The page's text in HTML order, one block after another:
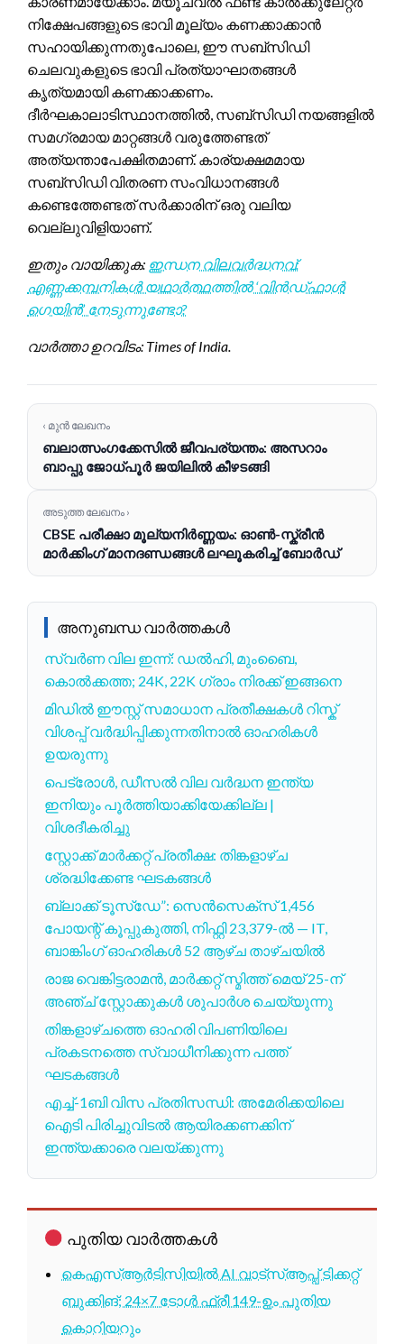
നിക്ഷേപങ്ങളുടെ ഭാവി മൂല്യം കണക്കാക്കാൻ
സഹായിക്കുന്നതുപോലെ, ഈ സബ്സിഡി
ചെലവുകളുടെ ഭാവി പ്രത്യാഘാതങ്ങൾ
കൃത്യമായി കണക്കാക്കണം.
ദീർഘകാലാടിസ്ഥാനത്തിൽ, സബ്സിഡി നയങ്ങളിൽ
സമഗ്രമായ മാറ്റങ്ങൾ വരുത്തേണ്ടത്
അത്യന്താപേക്ഷിതമാണ്. കാര്യക്ഷമമായ
സബ്സിഡി വിതരണ സംവിധാനങ്ങൾ
കണ്ടെത്തേണ്ടത് സർക്കാരിന് ഒരു വലിയ
വെല്ലുവിളിയാണ്.
ഇതും വായിക്കുക: ഇന്ധന വിലവർദ്ധനവ്:
എണ്ണക്കമ്പനികൾ യഥാർത്ഥത്തിൽ ‘വിൻഡ്‌ഫാൾ
ഗെയിൻ’ നേടുന്നുണ്ടോ?
വാർത്താ ഉറവിടം: Times of India.
‹ മുൻ ലേഖനം
ബലാത്സംഗക്കേസിൽ ജീവപര്യന്തം: അസറാം
ബാപ്പു ജോധ്പൂർ ജയിലിൽ കീഴടങ്ങി
അടുത്ത ലേഖനം ›
CBSE പരീക്ഷാ മൂല്യനിർണ്ണയം: ഓൺ-സ്ക്രീൻ
മാർക്കിംഗ് മാനദണ്ഡങ്ങൾ ലഘൂകരിച്ച് ബോർഡ്
അനുബന്ധ വാർത്തകൾ
സ്വർണ വില ഇന്ന്: ഡൽഹി, മുംബൈ,
കൊൽക്കത്ത; 24K, 22K ഗ്രാം നിരക്ക് ഇങ്ങനെ
മിഡിൽ ഈസ്റ്റ് സമാധാന പ്രതീക്ഷകൾ റിസ്ക്
വിശപ്പ് വർദ്ധിപ്പിക്കുന്നതിനാൽ ഓഹരികൾ
ഉയരുന്നു
പെട്രോൾ, ഡീസൽ വില വർദ്ധന ഇന്ത്യ
ഇനിയും പൂർത്തിയാക്കിയേക്കില്ല |
വിശദീകരിച്ചു
സ്റ്റോക്ക് മാർക്കറ്റ് പ്രതീക്ഷ: തിങ്കളാഴ്ച
ശ്രദ്ധിക്കേണ്ട ഘടകങ്ങൾ
ബ്ലാക്ക് ടൂസ്ഡേ”: സെൻസെക്സ് 1,456
പോയന്റ് കൂപ്പുകുത്തി, നിഫ്റ്റി 23,379-ൽ — IT,
ബാങ്കിംഗ് ഓഹരികൾ 52 ആഴ്ച താഴ്ചയിൽ
രാജ വെങ്കിട്ടരാമൻ, മാർക്കറ്റ് സ്മിത്ത് മെയ് 25-ന്
അഞ്ച് സ്റ്റോക്കുകൾ ശുപാർശ ചെയ്യുന്നു
തിങ്കളാഴ്ചത്തെ ഓഹരി വിപണിയിലെ
പ്രകടനത്തെ സ്വാധീനിക്കുന്ന പത്ത്
ഘടകങ്ങൾ
എച്ച്-1ബി വിസ പ്രതിസന്ധി: അമേരിക്കയിലെ
ഐടി പിരിച്ചുവിടൽ ആയിരക്കണക്കിന്
ഇന്ത്യക്കാരെ വലയ്ക്കുന്നു
പുതിയ വാർത്തകൾ
കെഎസ്ആർടിസിയിൽ AI വാട്സ്ആപ്പ് ടിക്കറ്റ്
ബുക്കിങ്; 24×7 ടോൾ ഫ്രീ 149-ഉം പുതിയ
കൊറിയറും